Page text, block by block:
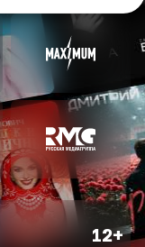
12+